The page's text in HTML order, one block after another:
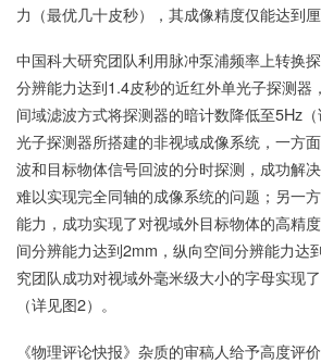
力（最优几十皮秒），其成像精度仅能达到厘
中国科大研究团队利用脉冲泵浦频率上转换
分辨能力达到1.4皮秒的近红外单光子探测器
间域滤波方式将探测器的暗计数降低至5Hz
光子探测器所搭建的非视域成像系统，一方
波和目标物体信号回波的分时探测，成功解
难以实现完全同轴的成像系统的问题；另一
能力，成功实现了对视域外目标物体的高精
间分辨能力达到2mm，纵向空间分辨能力达
究团队成功对视域外毫米级大小的字母实现
（详见图2）。
《物理评论快报》杂质的审稿人给予高度评